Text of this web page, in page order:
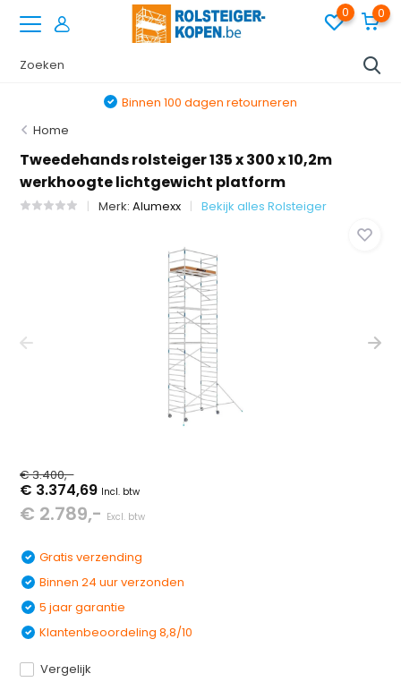
0 0
Binnen 100 dagen retourneren
Home
Tweedehands rolsteiger 135 x 300 x 10,2m
werkhoogte lichtgewicht platform
Merk:Alumexx Bekijk alles Rolsteiger
€ 3.400,-
€ 3.374,69 Incl. btw
€ 2.789,- Excl. btw
Gratis verzending
Binnen 24 uur verzonden
5 jaar garantie
Klantenbeoordeling 8,8/10
Vergelijk